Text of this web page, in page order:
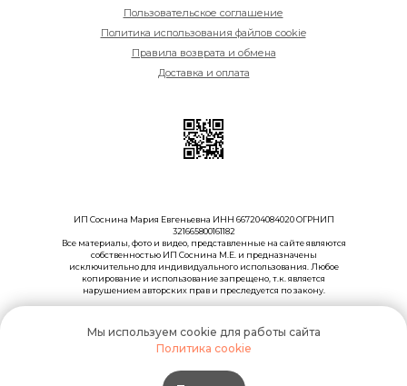
Мы используем cookie для работы сайта
Политика cookie
Доставка и оплата
Политика использования файлов cookie
Правила возврата и обмена
Пользовательское соглашение
ИП Соснина Мария Евгеньевна ИНН 667204084020 ОГРНИП
321665800161182
Все материалы, фото и видео, представленные на сайте являются
собственностью ИП Соснина М.Е. и предназначены
исключительно для индивидуального использования. Любое
копирование и использование запрещено, т.к. является
нарушением авторских прав и преследуется по закону.